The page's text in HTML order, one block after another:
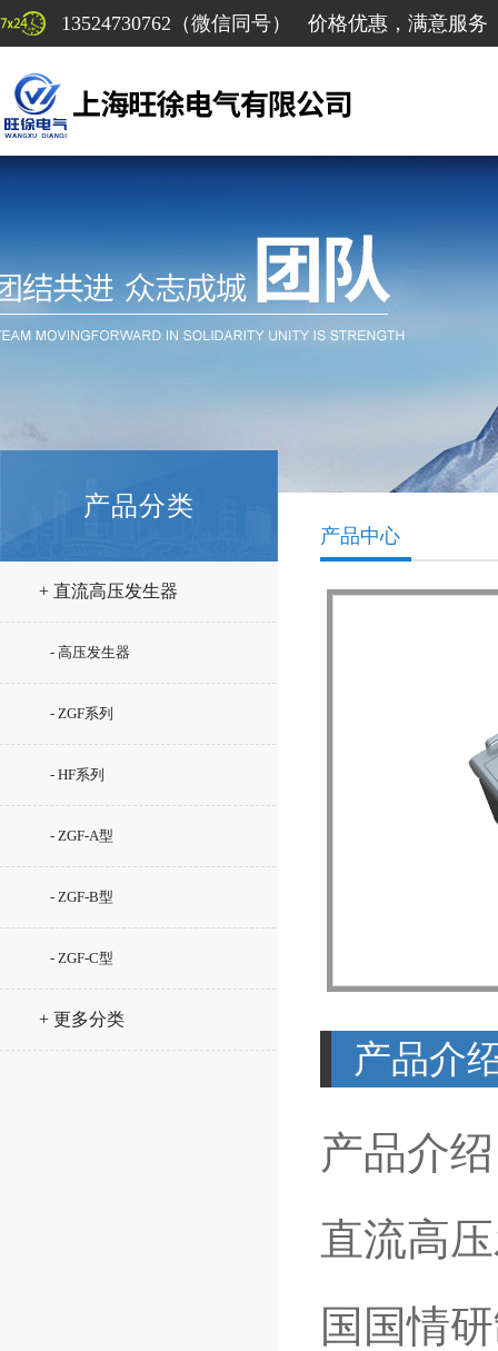
13524730762（微信同号） 价格优惠，满意服务
产品分类
+ 直流高压发生器
- 高压发生器
- ZGF系列
- HF系列
- ZGF-A型
- ZGF-B型
- ZGF-C型
+ 更多分类
产品中心
产品介
产品介绍
直流高
国国情